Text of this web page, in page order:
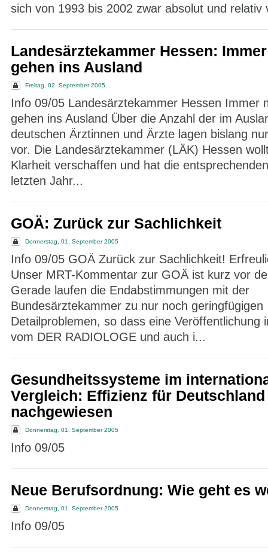
sich von 1993 bis 2002 zwar absolut und relativ
Landesärztekammer Hessen:
gehen ins Ausland
Freitag, 02. September 2005
Info 09/05 Landesärztekammer Hessen Immer
gehen ins Ausland Über die Anzahl der im
deutschen Ärztinnen und Ärzte lagen bislang
vor. Die Landesärztekammer (LÄK) Hessen
Klarheit verschaffen und hat die
letzten Jahr...
GOÄ: Zurück zur Sachlichkeit
Donnerstag, 01. September 2005
Info 09/05 GOÄ Zurück zur Sachlichkeit!
Unser MRT-Kommentar zur GOÄ ist kurz vor
Gerade laufen die Endabstimmungen mit der
Bundesärztekammer zu nur noch geringfügigen
Detailproblemen, so dass eine Veröffentlichung
vom DER RADIOLOGE und auch i...
Gesundheitssysteme im
Vergleich: Effizienz für Deutschland
nachgewiesen
Donnerstag, 01. September 2005
Info 09/05
Neue Berufsordnung: Wie geht es
Donnerstag, 01. September 2005
Info 09/05